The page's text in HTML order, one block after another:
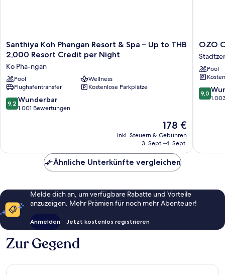
Santhiya
Koh
Phangan
Resort
&
Spa
–
Up
Credit
Pha-
Santhiya Koh Phangan Resort & Spa – Up to THB
2,000 Resort Credit per Night
Ko Pha-ngan
Pool
Wellness
Flughafentransfer
Kostenlose Parkplätze
9.2
von
9,2 Wunderbar
1.001 Bewertungen
Der
Preis
beträgt
178 €
inkl. Steuern & Gebühren
3. Sept.–4. Sept.
OZO
Samui
von
OZO
Pool
9.0
von
9,0
Ähnliche Unterkünfte vergleichen
Melde dich an, um verfügbare Rabatte und Vorteile
anzuzeigen. Mehr Prämien für noch mehr Abenteuer!
Anmelden Jetzt kostenlos registrieren
Zur Gegend